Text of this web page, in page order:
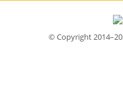
© Copyright